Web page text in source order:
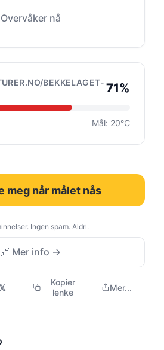
Overvåker nå
BEKKELAGET- 71%
Mål: 20°C
meg når målet nås
Ingen spam. Aldri.
🔗 Mer info →
Kopier
lenke
Mer...